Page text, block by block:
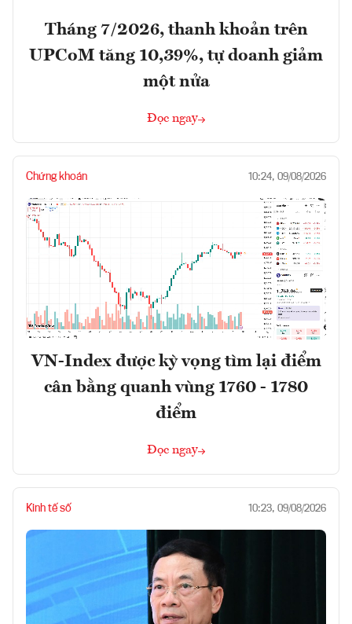
Tháng 7/2026, thanh khoản trên
UPCoM tăng 10,39%, tự doanh giảm
một nửa
Đọc ngay
Chứng khoán 10:24, 09/08/2026
VN-Index được kỳ vọng tìm lại điểm
cân bằng quanh vùng 1760 - 1780
điểm
Đọc ngay
Kinh tế số 10:23, 09/08/2026